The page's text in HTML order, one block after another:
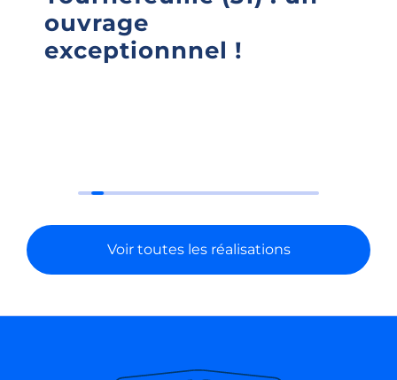
ouvrage
exceptionnnel !
Voir toutes les réalisations